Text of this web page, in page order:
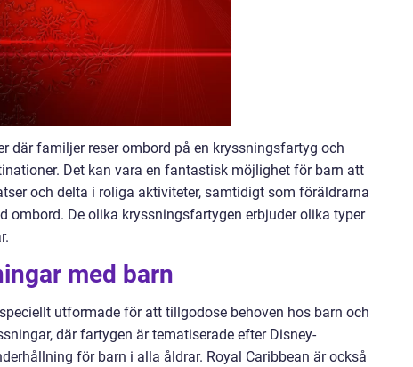
där familjer reser ombord på en kryssningsfartyg och
Det kan vara en fantastisk möjlighet för barn att
och delta i roliga aktiviteter, samtidigt som föräldrarna
De olika kryssningsfartygen erbjuder olika typer
med barn
utformade för att tillgodose behoven hos barn och
där fartygen är tematiserade efter Disney-
för barn i alla åldrar. Royal Caribbean är också